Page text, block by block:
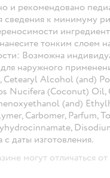
и рекомендовано
к минимуму
нанесите тонким слоем
Возможна
наружного
Cetearyl Alcohol (and)
Nucifera (Coconut)
(and)
Carbomer,
с даты изготовления.
могут отличаться